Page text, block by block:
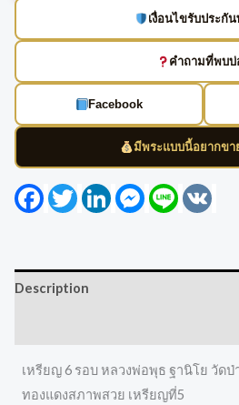
เงื่อนไขรับประกั
คำถามที่พบบ่
Facebook
มีพระแบบนี้อยากขา
FacebookTwitterLinkedInMessenger
Line
Description
เหรียญ 6 รอบ หลวงพ่อพุธ ฐานิโย วัดป่
ทองแดงสภาพสวย เหรียญที่5